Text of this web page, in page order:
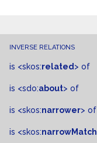
INVERSE RELATIONS
is <skos:related > of
is <sdo:about> of
is <skos:narrower> of
is <skos:narrowMatch